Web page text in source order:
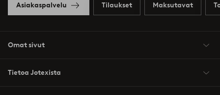
Asiakaspalvelu Tilaukset Maksutavat
Omat sivut
Tietoa Jotexista